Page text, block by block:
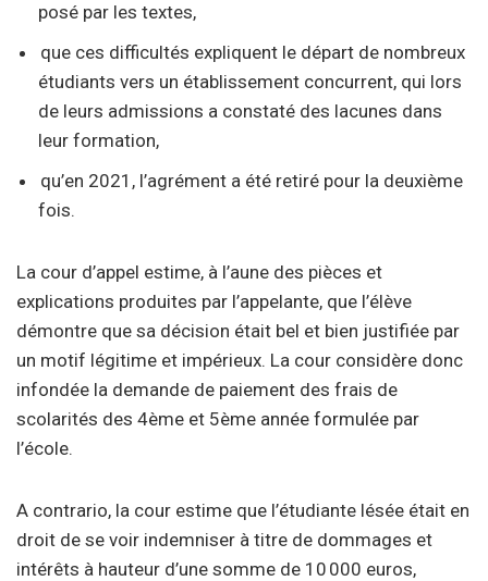
posé par les textes,
que ces difficultés expliquent le départ de nombreux
étudiants vers un établissement concurrent, qui lors
de leurs admissions a constaté des lacunes dans
leur formation,
qu’en 2021, l’agrément a été retiré pour la deuxième
fois.
La cour d’appel estime, à l’aune des pièces et
explications produites par l’appelante, que l’élève
démontre que sa décision était bel et bien justifiée par
un motif légitime et impérieux. La cour considère donc
infondée la demande de paiement des frais de
scolarités des 4ème et 5ème année formulée par
l’école.
A contrario, la cour estime que l’étudiante lésée était en
droit de se voir indemniser à titre de dommages et
intérêts à hauteur d’une somme de 10 000 euros,